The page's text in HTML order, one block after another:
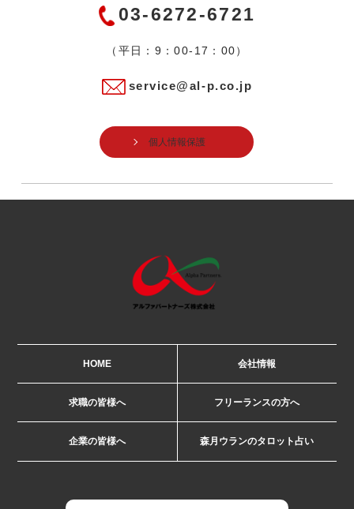
03-6272-6721
（平日：9：00-17：00）
service@al-p.co.jp
個人情報保護
HOME 会社情報
求職の皆様へ フリーランスの方へ
企業の皆様へ 森月ウランのタロット占い